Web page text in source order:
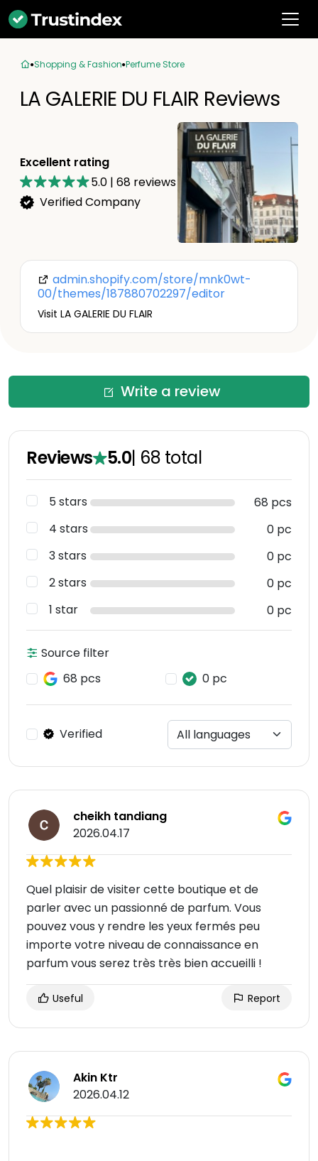
Shopping & Fashion Perfume Store
LA GALERIE DU FLAIR Reviews
Excellent rating
5.0 | 68 reviews
Verified Company
admin.shopify.com/store/mnk0wt-
00/themes/187880702297/editor
Visit LA GALERIE DU FLAIR
Write a review
Reviews 5.0| 68 total
5 stars
68 pcs
4 stars
0 pc
3 stars
0 pc
2 stars
0 pc
1 star
0 pc
Source filter
68 pcs
0 pc
Verified
cheikh tandiang
2026.04.17
Quel plaisir de visiter cette boutique et de
parler avec un passionné de parfum. Vous
pouvez vous y rendre les yeux fermés peu
importe votre niveau de connaissance en
parfum vous serez très très bien accueilli !
Useful Report
Akin Ktr
2026.04.12